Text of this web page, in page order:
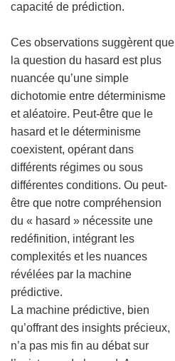
capacité de prédiction.
Ces observations suggèrent que
la question du hasard est plus
nuancée qu’une simple
dichotomie entre déterminisme
et aléatoire. Peut-être que le
hasard et le déterminisme
coexistent, opérant dans
différents régimes ou sous
différentes conditions. Ou peut-
être que notre compréhension
du « hasard » nécessite une
redéfinition, intégrant les
complexités et les nuances
révélées par la machine
prédictive.
La machine prédictive, bien
qu’offrant des insights précieux,
n’a pas mis fin au débat sur